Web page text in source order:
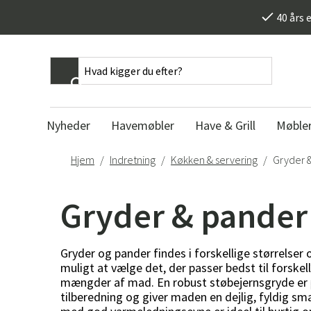
40 års
Nyheder Havemøbler
Bord
Klapbord
Sofaborde
Barbord
Cafébord
Altanbord
Stole
Karmstole
Stole uden armlæn
Lænestole
Barstole
Skamler/
Have & Grill
Parasol & Tilbehør
Frithængende parasol
Parasolfødder
Pavillon
Solsejl
Parasol dug
Hynder
Hynder til lænestol
Sofahynder
Baden Baden-
Hynder til bænke
Hynder til
Bord
Sofaborde
Skrivebord
Sengeborde
Afsætningsbord
Drikkevogne
Stole
Kontorstole og
Bænke & Skamler
Dekoration
Spejle
Lysestager & lanterner
Billeder & Posters
Spil
Fotoalbum
Lamper &
Gulvlamper
Loftlamper
Lampeskærme
Bærbare lamper
Hjem Indretning Køkken & servering Gryder
Gryder & pander
Gryder og pander findes i forskellige størrelser
muligt at vælge det, der passer bedst til
mængder af mad. En robust støbejernsgryde
tilberedning og giver maden en dejlig, fyldig